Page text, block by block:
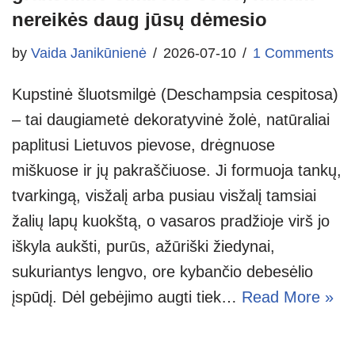
nereikės daug jūsų dėmesio
by Vaida Janikūnienė 2026-07-10 1 Comments
Kupstinė šluotsmilgė (Deschampsia cespitosa)
– tai daugiametė dekoratyvinė žolė, natūraliai
paplitusi Lietuvos pievose, drėgnuose
miškuose ir jų pakraščiuose. Ji formuoja tankų,
tvarkingą, visžalį arba pusiau visžalį tamsiai
žalių lapų kuokštą, o vasaros pradžioje virš jo
iškyla aukšti, purūs, ažūriški žiedynai,
sukuriantys lengvo, ore kybančio debesėlio
įspūdį. Dėl gebėjimo augti tiek… Read More »